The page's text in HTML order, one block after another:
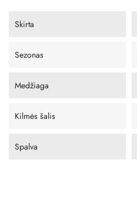
Skirta
Sezonas
Medžiaga
Kilmės šalis
Spalva